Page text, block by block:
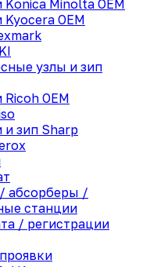
Minolta OEM
OEM
узлы и зип
OEM
и зип Sharp
абсорберы /
станции
/ регистрации